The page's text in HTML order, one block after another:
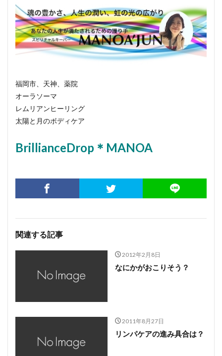
福岡市、天神、薬院
オーラソーマ
レムリアンヒーリング
太陽と月のボディケア
BrillianceDrop＊MANOA
関連する記事
2012年2月8日
なにかがおこりそう？
2011年8月27日
リンパケアの進み具合は？